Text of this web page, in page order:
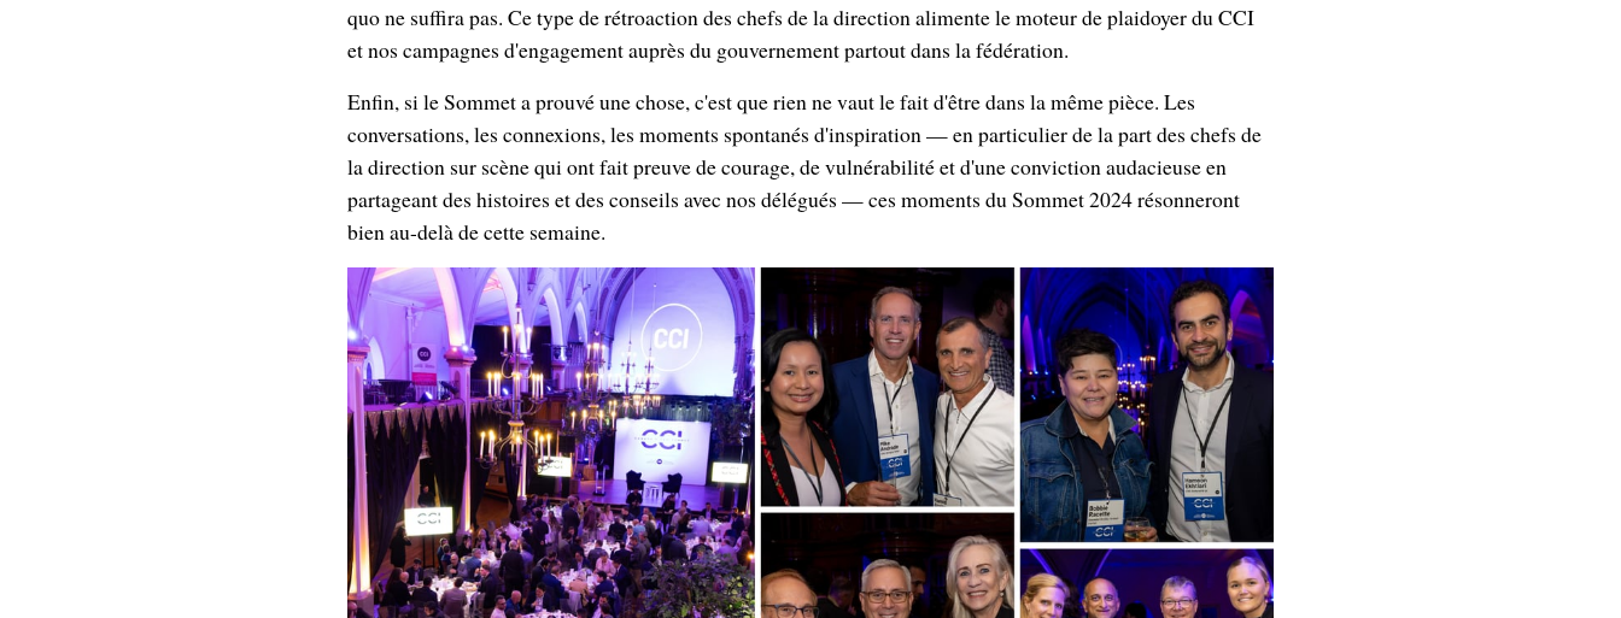
quo ne suffira pas. Ce type de rétroaction des chefs de la direction alimente le moteur de plaidoyer du CCI
et nos campagnes d'engagement auprès du gouvernement partout dans la fédération.
Enfin, si le Sommet a prouvé une chose, c'est que rien ne vaut le fait d'être dans la même pièce. Les
conversations, les connexions, les moments spontanés d'inspiration — en particulier de la part des chefs de
la direction sur scène qui ont fait preuve de courage, de vulnérabilité et d'une conviction audacieuse en
partageant des histoires et des conseils avec nos délégués — ces moments du Sommet 2024 résonneront
bien au-delà de cette semaine.